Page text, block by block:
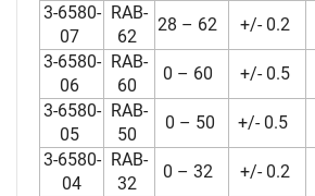
3-6580-
07
RAB-
62
28 – 62 +/- 0.2
3-6580-
06
RAB-
60
0 – 60 +/- 0.5
3-6580-
05
RAB-
50
0 – 50 +/- 0.5
3-6580-
04
RAB-
32
0 – 32 +/- 0.2